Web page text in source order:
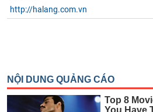
http://halang.com.vn